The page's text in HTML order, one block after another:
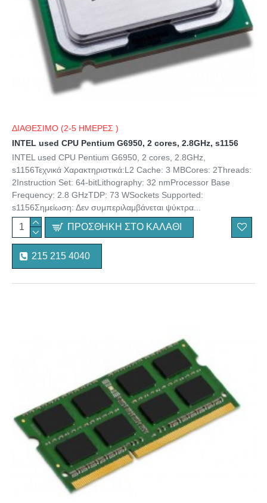
ΔΙΑΘΕΣΙΜΟ (2-5 ΗΜΕΡΕΣ )
INTEL used CPU Pentium G6950, 2 cores, 2.8GHz, s1156
INTEL used CPU Pentium G6950, 2 cores, 2.8GHz,
s1156Τεχνικά Χαρακτηριστικά:L2 Cache: 3 MBCores: 2Threads:
2Instruction Set: 64-bitLithography: 32 nmProcessor Base
Frequency: 2.8 GHzTDP: 73 WSockets Supported:
s1156Σημείωση: Δεν συμπεριλαμβάνεται ψύκτρα...
ΠΡΟΣΘΉΚΗ ΣΤΟ ΚΑΛΆΘΙ
215 215 4040